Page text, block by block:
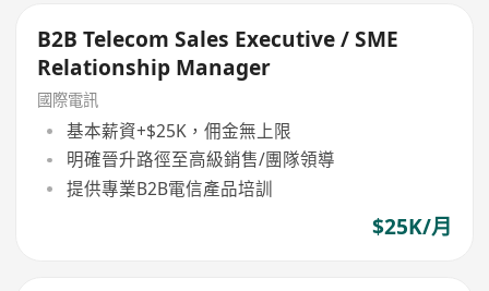
B2B Telecom Sales Executive / SME
Relationship Manager
國際電訊
基本薪資+$25K，佣金無上限
明確晉升路徑至高級銷售/團隊領導
提供專業B2B電信產品培訓
$25K/月